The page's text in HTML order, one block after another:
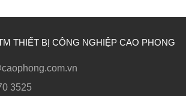
THIẾT BỊ CÔNG NGHIỆP CAO PHONG
3525